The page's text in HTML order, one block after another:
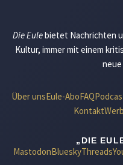
Die Eulebietet Nachrichten
Kultur, immer mit einem
Über unsEule-AboFAQ
Kontakt
„DIE
MastodonBlueskyThreads